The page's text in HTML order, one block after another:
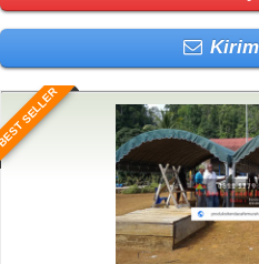
SELLER